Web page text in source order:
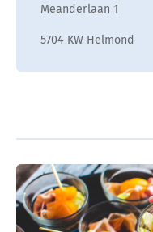
Meanderlaan 1
5704 KW Helmond